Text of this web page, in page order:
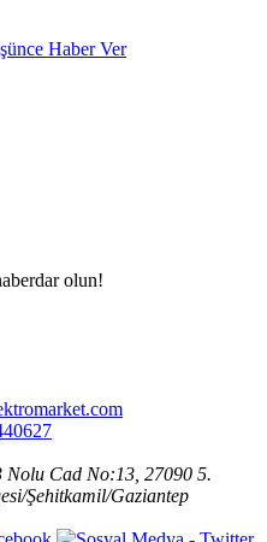
Haber Ver
olun!
Nolu Cad No:13, 27090 5.
Şehitkamil/Gaziantep